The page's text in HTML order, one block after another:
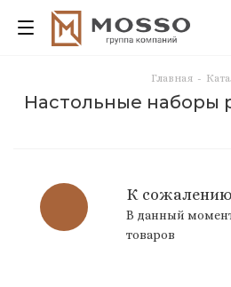
Главная -
Настольные наборы
К
В данный
товаров